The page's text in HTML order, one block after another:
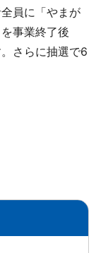
員に「やまが
事業終了後
さらに抽選で6